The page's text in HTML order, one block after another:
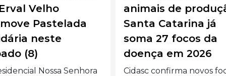
de produção:
Catarina já
27 focos da
em 2026
confirma novos focos
como vai
cobrança sem
cancelas em
e no Oeste de SC
Novo sistema de pedágio